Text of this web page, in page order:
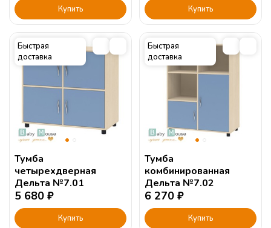
Купить Купить
Быстрая
доставка
Тумба
четырехдверная
Дельта №7.01
5 680 ₽
Купить
Быстрая
доставка
Тумба
комбинированная
Дельта №7.02
6 270 ₽
Купить